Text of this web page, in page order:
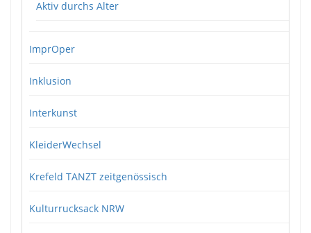
Aktiv durchs Alter
ImprOper
Inklusion
Interkunst
KleiderWechsel
Krefeld TANZT zeitgenössisch
Kulturrucksack NRW